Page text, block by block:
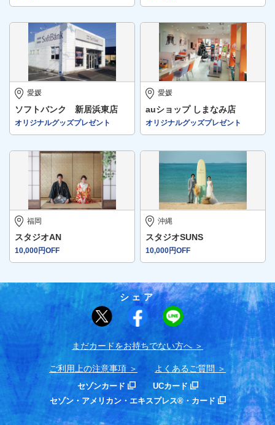
愛媛
ソフトバンク 新居浜東店
オリジナルグッズプレゼント
愛媛
auショップ しまなみ店
オリジナルグッズプレゼント
福岡
スタジオAN
10,000円OFF
沖縄
スタジオSUNS
10,000円OFF
シェア
まだカードをお持ちでない⽅へ
ご利用上の注意事項 よくあるご質問
セゾンカード
UCカード
セゾン・アメリカン・エキスプレス®・カード